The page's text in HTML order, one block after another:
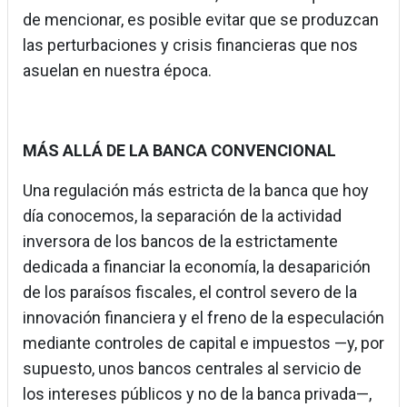
de mencionar, es posible evitar que se produzcan
las perturbaciones y crisis financieras que nos
asuelan en nuestra época.
MÁS ALLÁ DE LA BANCA CONVENCIONAL
Una regulación más estricta de la banca que hoy
día conocemos, la separación de la actividad
inversora de los bancos de la estrictamente
dedicada a financiar la economía, la desaparición
de los paraísos fiscales, el control severo de la
innovación financiera y el freno de la especulación
mediante controles de capital e impuestos —y, por
supuesto, unos bancos centrales al servicio de
los intereses públicos y no de la banca privada—,